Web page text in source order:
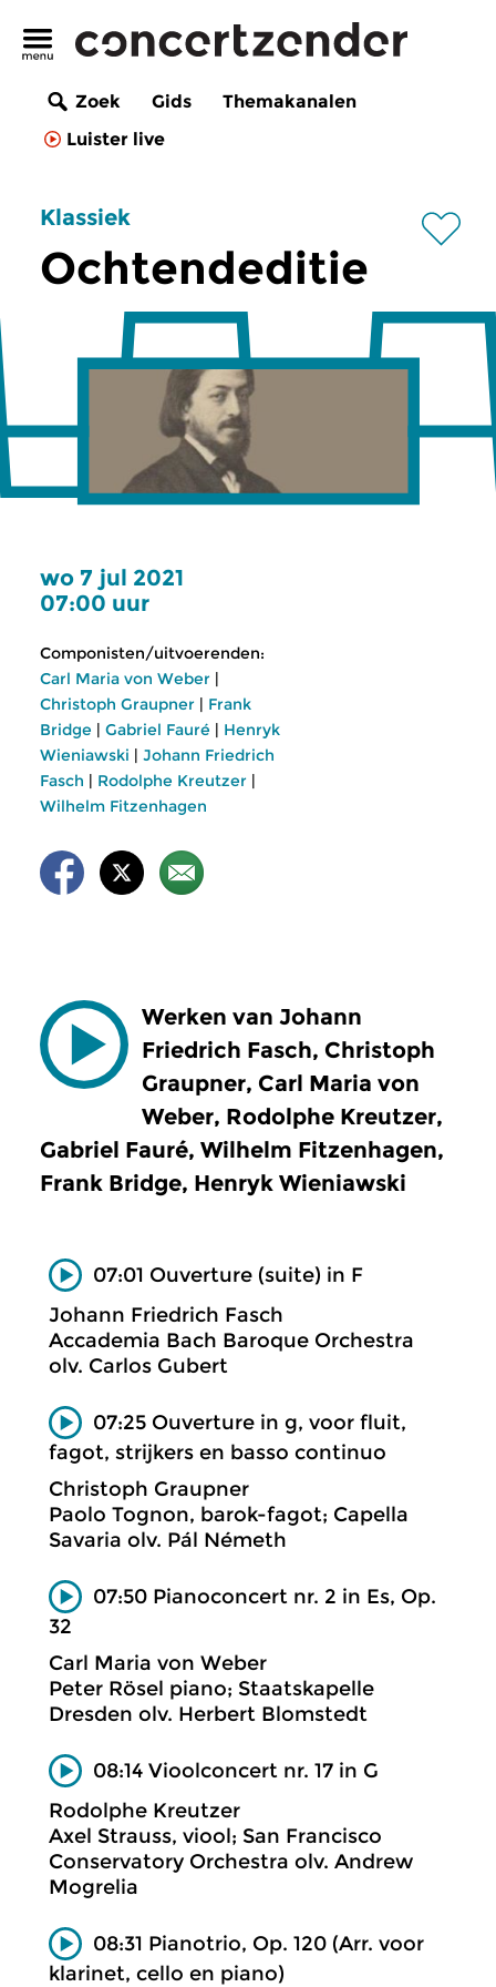
Zoek Gids
Themakanalen
Luister live
Klassiek
Ochtendeditie
wo 7 jul 2021
07:00 uur
Componisten/uitvoerenden:
Carl Maria von Weber |
Christoph Graupner | Frank
Bridge | Gabriel Fauré | Henryk
Wieniawski | Johann Friedrich
Fasch | Rodolphe Kreutzer |
Wilhelm Fitzenhagen
Werken van Johann
Friedrich Fasch, Christoph
Graupner, Carl Maria von
Weber, Rodolphe Kreutzer,
Gabriel Fauré, Wilhelm Fitzenhagen,
Frank Bridge, Henryk Wieniawski
07:01 Ouverture (suite) in F
Johann Friedrich Fasch
Accademia Bach Baroque Orchestra
olv. Carlos Gubert
07:25 Ouverture in g, voor fluit,
fagot, strijkers en basso continuo
Christoph Graupner
Paolo Tognon, barok-fagot; Capella
Savaria olv. Pál Németh
07:50 Pianoconcert nr. 2 in Es, Op.
32
Carl Maria von Weber
Peter Rösel piano; Staatskapelle
Dresden olv. Herbert Blomstedt
08:14 Vioolconcert nr. 17 in G
Rodolphe Kreutzer
Axel Strauss, viool; San Francisco
Conservatory Orchestra olv. Andrew
Mogrelia
08:31 Pianotrio, Op. 120 (Arr. voor
klarinet, cello en piano)